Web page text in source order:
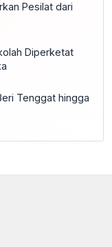
Pesilat dari
Diperketat
Tenggat hingga